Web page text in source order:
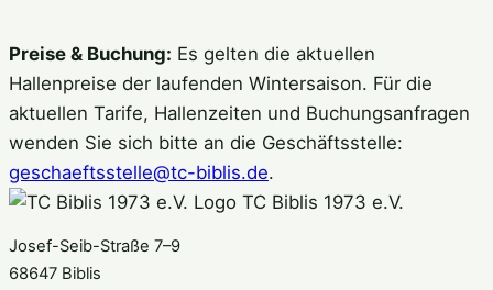
Preise & Buchung: Es gelten die aktuellen
Hallenpreise der laufenden Wintersaison. Für die
aktuellen Tarife, Hallenzeiten und Buchungsanfragen
wenden Sie sich bitte an die Geschäftsstelle:
geschaeftsstelle@tc-biblis.de.
TC Biblis 1973 e.V.
Josef-Seib-Straße 7–9
68647 Biblis